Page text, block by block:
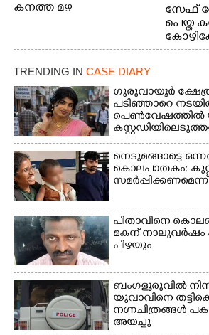
കനത്ത മഴ
സേഫ്
പെയ്ത
വയലിൽ
നായ.
ത്ത്
TRENDING IN CASE DIARY
ഗുരുവായൂർ
പടിഞ്ഞാറെ
പെൺവേഷത്തിൽ
തെളിഞ്ഞത്
നെടുമങ്ങാട്ടെ
കൊലപാതകം:
പിതാവിനെ
മകന് നാലുവർഷം
പിഴയും
ബംഗളൂരുവിൽ
യുവാവിനെ
നഗ്നചിത്രങ്ങൾ
അയച്ചു